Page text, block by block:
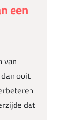
een
van
ooit.
dat